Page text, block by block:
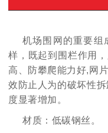
机场围网的重要组
样，既起到围栏作用
高、防攀爬能力好,网
效防止人为的破坏性
度显著增加。
材质：低碳钢丝